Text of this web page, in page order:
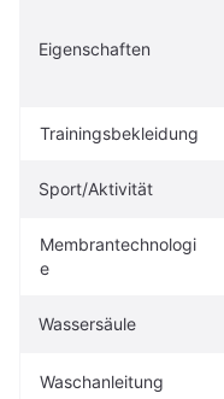
Eigenschaften
Trainingsbekleidung
Sport/Aktivität
Membrantechnologi
e
Wassersäule
Waschanleitung